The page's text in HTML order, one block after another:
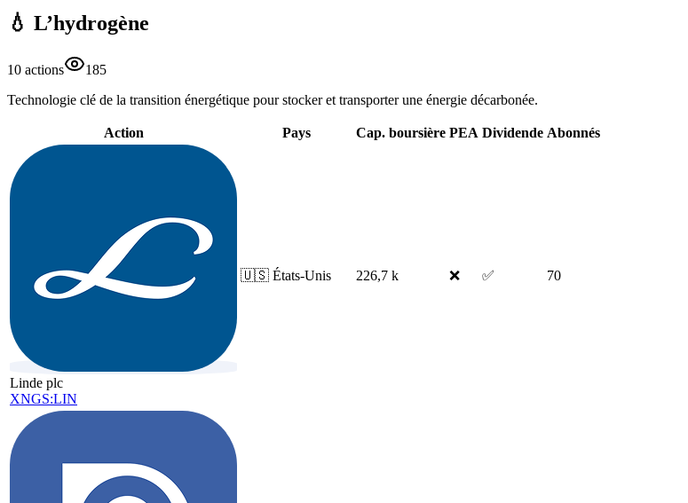
💧 L’hydrogène
10 actions
185
Technologie clé de la transition énergétique pour stocker et transporter une énergie décarbonée.
Action Pays Cap. boursière PEA Dividende Abonnés
Linde plc
XNGS:LIN
🇺🇸 États-Unis 226,7 k ❌ ✅ 70